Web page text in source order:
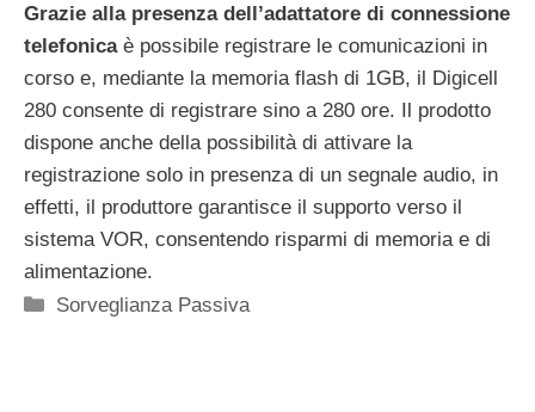
Grazie alla presenza dell’adattatore di connessione
telefonica è possibile registrare le comunicazioni in
corso e, mediante la memoria flash di 1GB, il Digicell
280 consente di registrare sino a 280 ore. Il prodotto
dispone anche della possibilità di attivare la
registrazione solo in presenza di un segnale audio, in
effetti, il produttore garantisce il supporto verso il
sistema VOR, consentendo risparmi di memoria e di
alimentazione.
Categorie
Sorveglianza Passiva